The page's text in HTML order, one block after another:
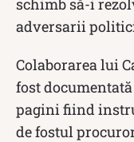
adversarii
Colaborarea lui
fost
pagini fiind
de fostul